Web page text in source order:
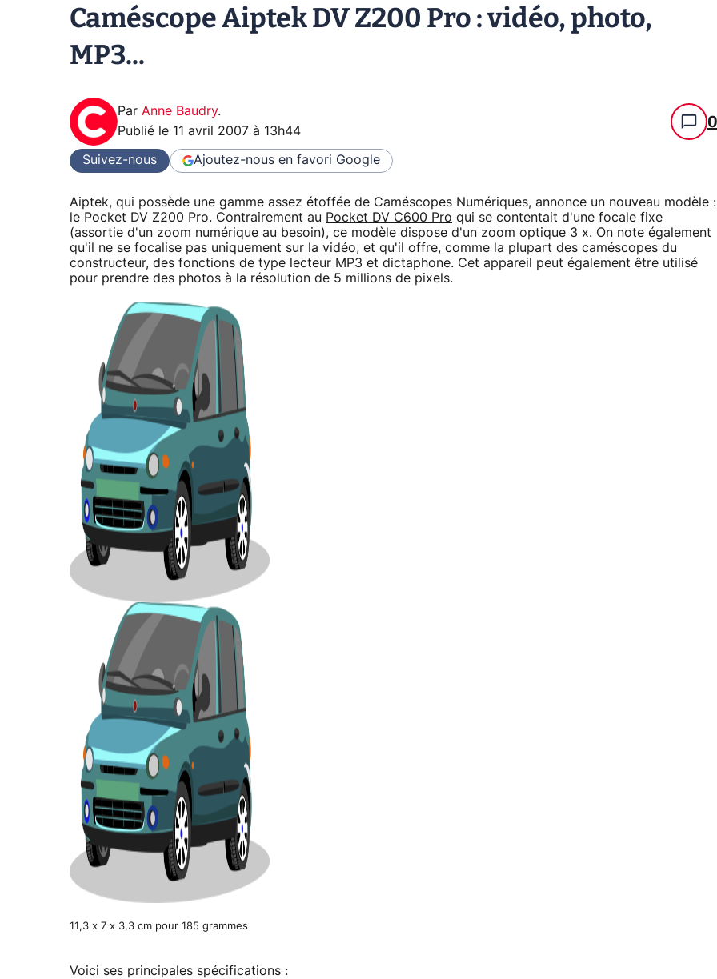
Caméscope Aiptek DV Z200 Pro : vidéo, photo,
MP3...
Par Anne Baudry.
Publié le 11 avril 2007 à 13h44 0
Suivez-nous Ajoutez-nous en favori Google
Aiptek, qui possède une gamme assez étoffée de Caméscopes Numériques, annonce un nouveau modèle :
le Pocket DV Z200 Pro. Contrairement au Pocket DV C600 Pro qui se contentait d'une focale fixe
(assortie d'un zoom numérique au besoin), ce modèle dispose d'un zoom optique 3 x. On note également
qu'il ne se focalise pas uniquement sur la vidéo, et qu'il offre, comme la plupart des caméscopes du
constructeur, des fonctions de type lecteur MP3 et dictaphone. Cet appareil peut également être utilisé
pour prendre des photos à la résolution de 5 millions de pixels.
11,3 x 7 x 3,3 cm pour 185 grammes
Voici ses principales spécifications :